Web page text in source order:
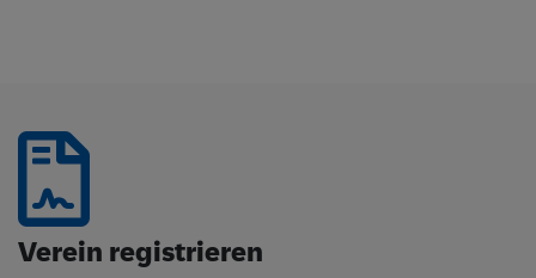
Verein registrieren